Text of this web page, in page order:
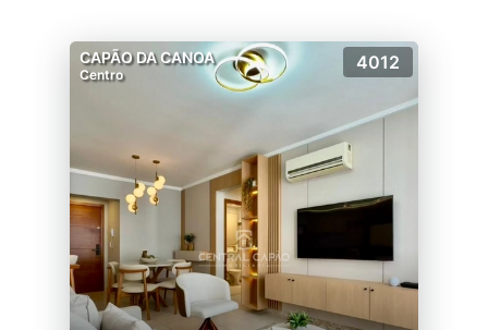
CAPÃO DA CANOA
Centro
4012